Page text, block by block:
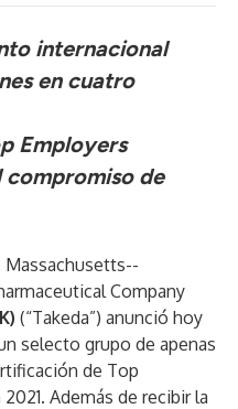
internacional
en cuatro
Employers
de
Massachusetts--
Company
) (“Takeda”) anunció hoy
selecto grupo de apenas
de Top
Además de recibir la